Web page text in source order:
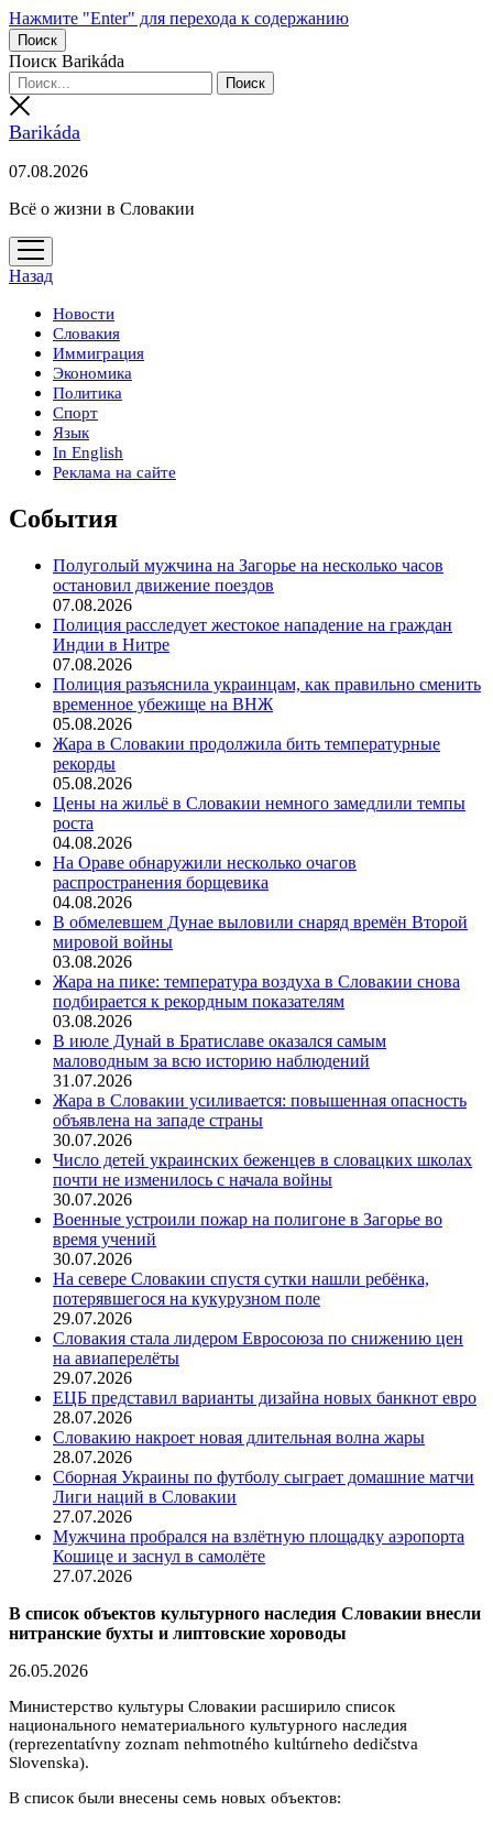
Нажмите "Enter" для перехода к содержанию
Поиск
Поиск Barikáda
Barikáda
07.08.2026
Всё о жизни в Словакии
открыть
меню
Назад
Новости
Словакия
Иммиграция
Экономика
Политика
Спорт
Язык
In English
Реклама на сайте
События
Полуголый мужчина на Загорье на несколько часов
остановил движение поездов
07.08.2026
Полиция расследует жестокое нападение на граждан
Индии в Нитре
07.08.2026
Полиция разъяснила украинцам, как правильно сменить
временное убежище на ВНЖ
05.08.2026
Жара в Словакии продолжила бить температурные
рекорды
05.08.2026
Цены на жильё в Словакии немного замедлили темпы
роста
04.08.2026
На Ораве обнаружили несколько очагов
распространения борщевика
04.08.2026
В обмелевшем Дунае выловили снаряд времён Второй
мировой войны
03.08.2026
Жара на пике: температура воздуха в Словакии снова
подбирается к рекордным показателям
03.08.2026
В июле Дунай в Братиславе оказался самым
маловодным за всю историю наблюдений
31.07.2026
Жара в Словакии усиливается: повышенная опасность
объявлена на западе страны
30.07.2026
Число детей украинских беженцев в словацких школах
почти не изменилось с начала войны
30.07.2026
Военные устроили пожар на полигоне в Загорье во
время учений
30.07.2026
На севере Словакии спустя сутки нашли ребёнка,
потерявшегося на кукурузном поле
29.07.2026
Словакия стала лидером Евросоюза по снижению цен
на авиаперелёты
29.07.2026
ЕЦБ представил варианты дизайна новых банкнот евро
28.07.2026
Словакию накроет новая длительная волна жары
28.07.2026
Сборная Украины по футболу сыграет домашние матчи
Лиги наций в Словакии
27.07.2026
Мужчина пробрался на взлётную площадку аэропорта
Кошице и заснул в самолёте
27.07.2026
В список объектов культурного наследия Словакии внесли
нитранские бухты и липтовские хороводы
26.05.2026
Министерство культуры Словакии расширило список
национального нематериального культурного наследия
(reprezentatívny zoznam nehmotného kultúrneho dedičstva
Slovenska).
В список были внесены семь новых объектов: